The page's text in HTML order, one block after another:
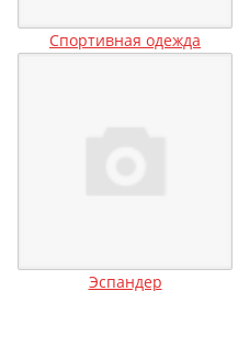
Спортивная одежда
Эспандер